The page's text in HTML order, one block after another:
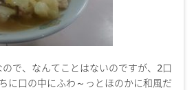
で、なんてことはないのですが、2口
に口の中にふわ～っとほのかに和風だ